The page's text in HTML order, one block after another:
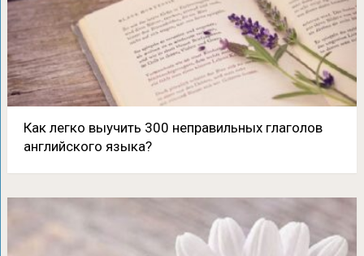
Как легко выучить 300 неправильных глаголов
английского языка?